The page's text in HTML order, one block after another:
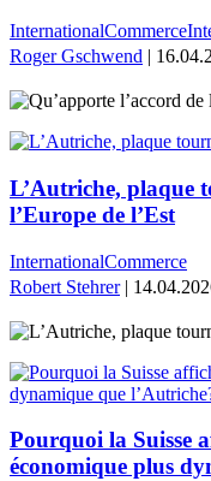
InternationalCommerce
Roger Gschwend |
L’Autriche, plaque
l’Europe de l’Est
InternationalCommerce
Robert Stehrer|
Pourquoi la Suisse
économique plus